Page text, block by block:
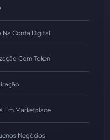
Na Conta Digital
Com Token
Em Marketplace
Negócios